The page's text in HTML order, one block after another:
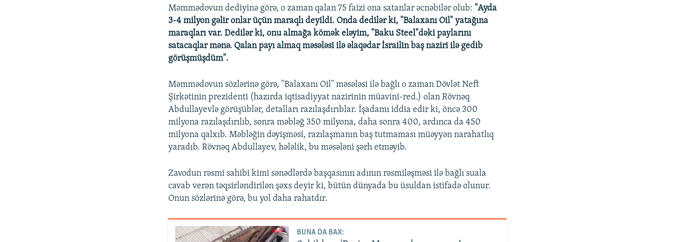
Məmmədovun dediyinə görə, o zaman qalan 75 faizi ona satanlar əcnəbilər olub: "Ayda
3-4 milyon gəlir onlar üçün maraqlı deyildi. Onda dedilər ki, "Balaxanı Oil" yatağına
maraqları var. Dedilər ki, onu almağa kömək eləyim, "Baku Steel"dəki paylarını
satacaqlar mənə. Qalan payı almaq məsələsi ilə əlaqədar İsrailin baş naziri ilə gedib
görüşmüşdüm".
Məmmədovun sözlərinə görə, "Balaxanı Oil" məsələsi ilə bağlı o zaman Dövlət Neft
Şirkətinin prezidenti (hazırda iqtisadiyyat nazirinin müavini-red.) olan Rövnəq
Abdullayevlə görüşüblər, detalları razılaşdırıblar. İşadamı iddia edir ki, öncə 300
milyona razılaşdırılıb, sonra məbləğ 350 milyona, daha sonra 400, ardınca da 450
milyona qalxıb. Məbləğin dəyişməsi, razılaşmanın baş tutmaması müəyyən narahatlıq
yaradıb. Rövnəq Abdullayev, hələlik, bu məsələni şərh etməyib.
Zavodun rəsmi sahibi kimi sənədlərdə başqasının adının rəsmiləşməsi ilə bağlı suala
cavab verən təqsirləndirilən şəxs deyir ki, bütün dünyada bu üsuldan istifadə olunur.
Onun sözlərinə görə, bu yol daha rahatdır.
BUNA DA BAX: